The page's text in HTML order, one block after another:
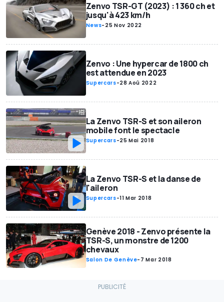
Zenvo TSR-GT (2023) : 1 360 ch et
jusqu'à 423 km/h
News- 25 Nov 2022
Zenvo : Une hypercar de 1800 ch
est attendue en 2023
Supercars-28 Aoû 2022
La Zenvo TSR-S et son aileron
mobile font le spectacle
Supercars-25 Mai 2018
La Zenvo TSR-S et la danse de
l'aileron
Supercars-11 Mar 2018
Genève 2018 - Zenvo présente la
TSR-S, un monstre de 1200
chevaux
Salon De Genève- 7 Mar 2018